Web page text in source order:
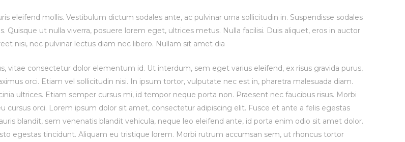
eleifend mollis. Vestibulum dictum sodales ante, ac pulvinar urna sollicitudin in. Suspendisse sodales
Quisque ut nulla viverra, posuere lorem eget, ultrices metus. Nulla facilisi. Duis aliquet, eros in auctor
nisi, nec pulvinar lectus diam nec libero. Nullam sit amet dia
vitae consectetur dolor elementum id. Ut interdum, sem eget varius eleifend, ex risus gravida purus,
orci. Etiam vel sollicitudin nisi. In ipsum tortor, vulputate nec est in, pharetra malesuada diam.
ultrices. Etiam semper cursus mi, id tempor neque porta non. Praesent nec faucibus risus. Morbi
cursus orci. Lorem ipsum dolor sit amet, consectetur adipiscing elit. Fusce et ante a felis egestas
blandit, sem venenatis blandit vehicula, neque leo eleifend ante, id porta enim odio sit amet dolor.
egestas tincidunt. Aliquam eu tristique lorem. Morbi rutrum accumsan sem, ut rhoncus tortor